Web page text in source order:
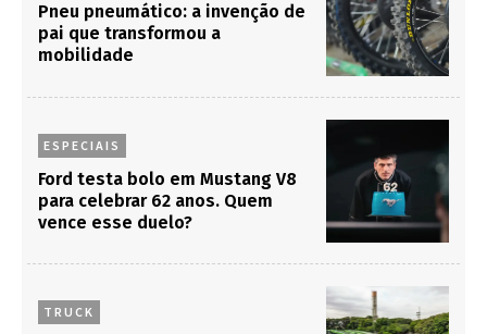
Pneu pneumático: a invenção de
pai que transformou a
mobilidade
ESPECIAIS
Ford testa bolo em Mustang V8
para celebrar 62 anos. Quem
vence esse duelo?
TRUCK